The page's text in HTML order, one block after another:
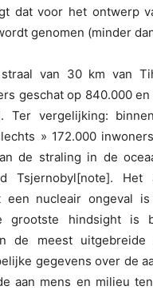
dat voor het ontwerp
genomen (minder
van 30 km van
geschat op 840.000 en
Ter vergelijking:
» 172.000
de straling in de
Tsjernobyl[note]. Het
een nucleair ongeval
grootste hindsight is
de meest uitgebreide
gegevens over de
aan mens en milieu